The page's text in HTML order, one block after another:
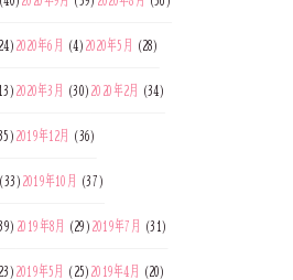
2020年6月 (4) 2020年5月 (28)
2020年3月 (30) 2020年2月 (34)
2019年12月 (36)
(33) 2019年10月 (37)
2019年8月 (29) 2019年7月 (31)
2019年5月 (25) 2019年4月 (20)